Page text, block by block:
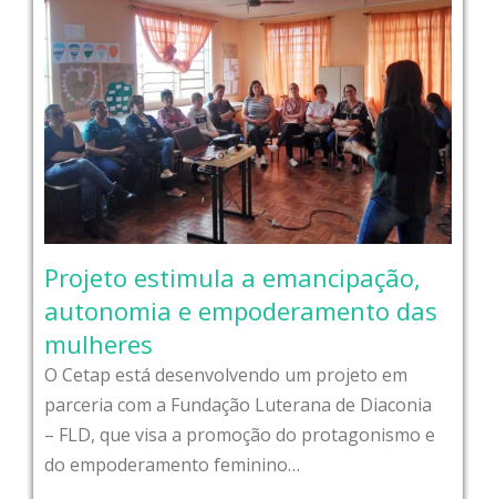
Projeto estimula a emancipação,
autonomia e empoderamento das
mulheres
O Cetap está desenvolvendo um projeto em
parceria com a Fundação Luterana de Diaconia
– FLD, que visa a promoção do protagonismo e
do empoderamento feminino…